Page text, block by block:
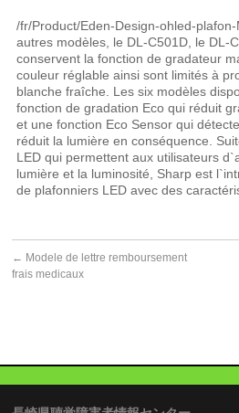
/fr/Product/Eden-Design-ohled-
autres modèles, le DL-C501D, le DL-
conservent la fonction de gradateur
couleur réglable ainsi sont limités à
blanche fraîche. Les six modèles
fonction de gradation Eco qui réduit
et une fonction Eco Sensor qui
réduit la lumière en conséquence.
LED qui permettent aux utilisateurs
lumière et la luminosité, Sharp est
de plafonniers LED avec des
← Modele de lettre remboursement
frais medicaux